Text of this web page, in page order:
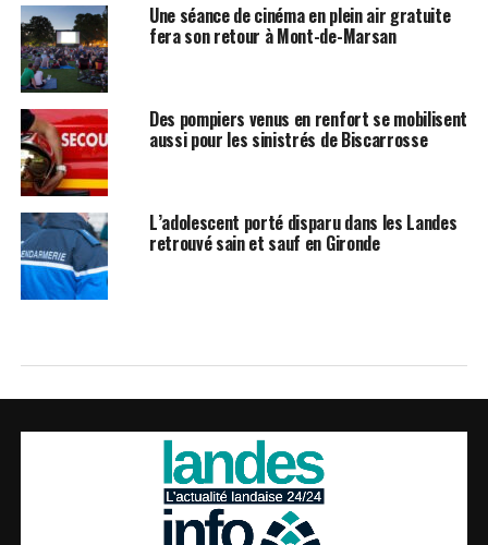
Une séance de cinéma en plein air gratuite
fera son retour à Mont-de-Marsan
Des pompiers venus en renfort se mobilisent
aussi pour les sinistrés de Biscarrosse
L’adolescent porté disparu dans les Landes
retrouvé sain et sauf en Gironde